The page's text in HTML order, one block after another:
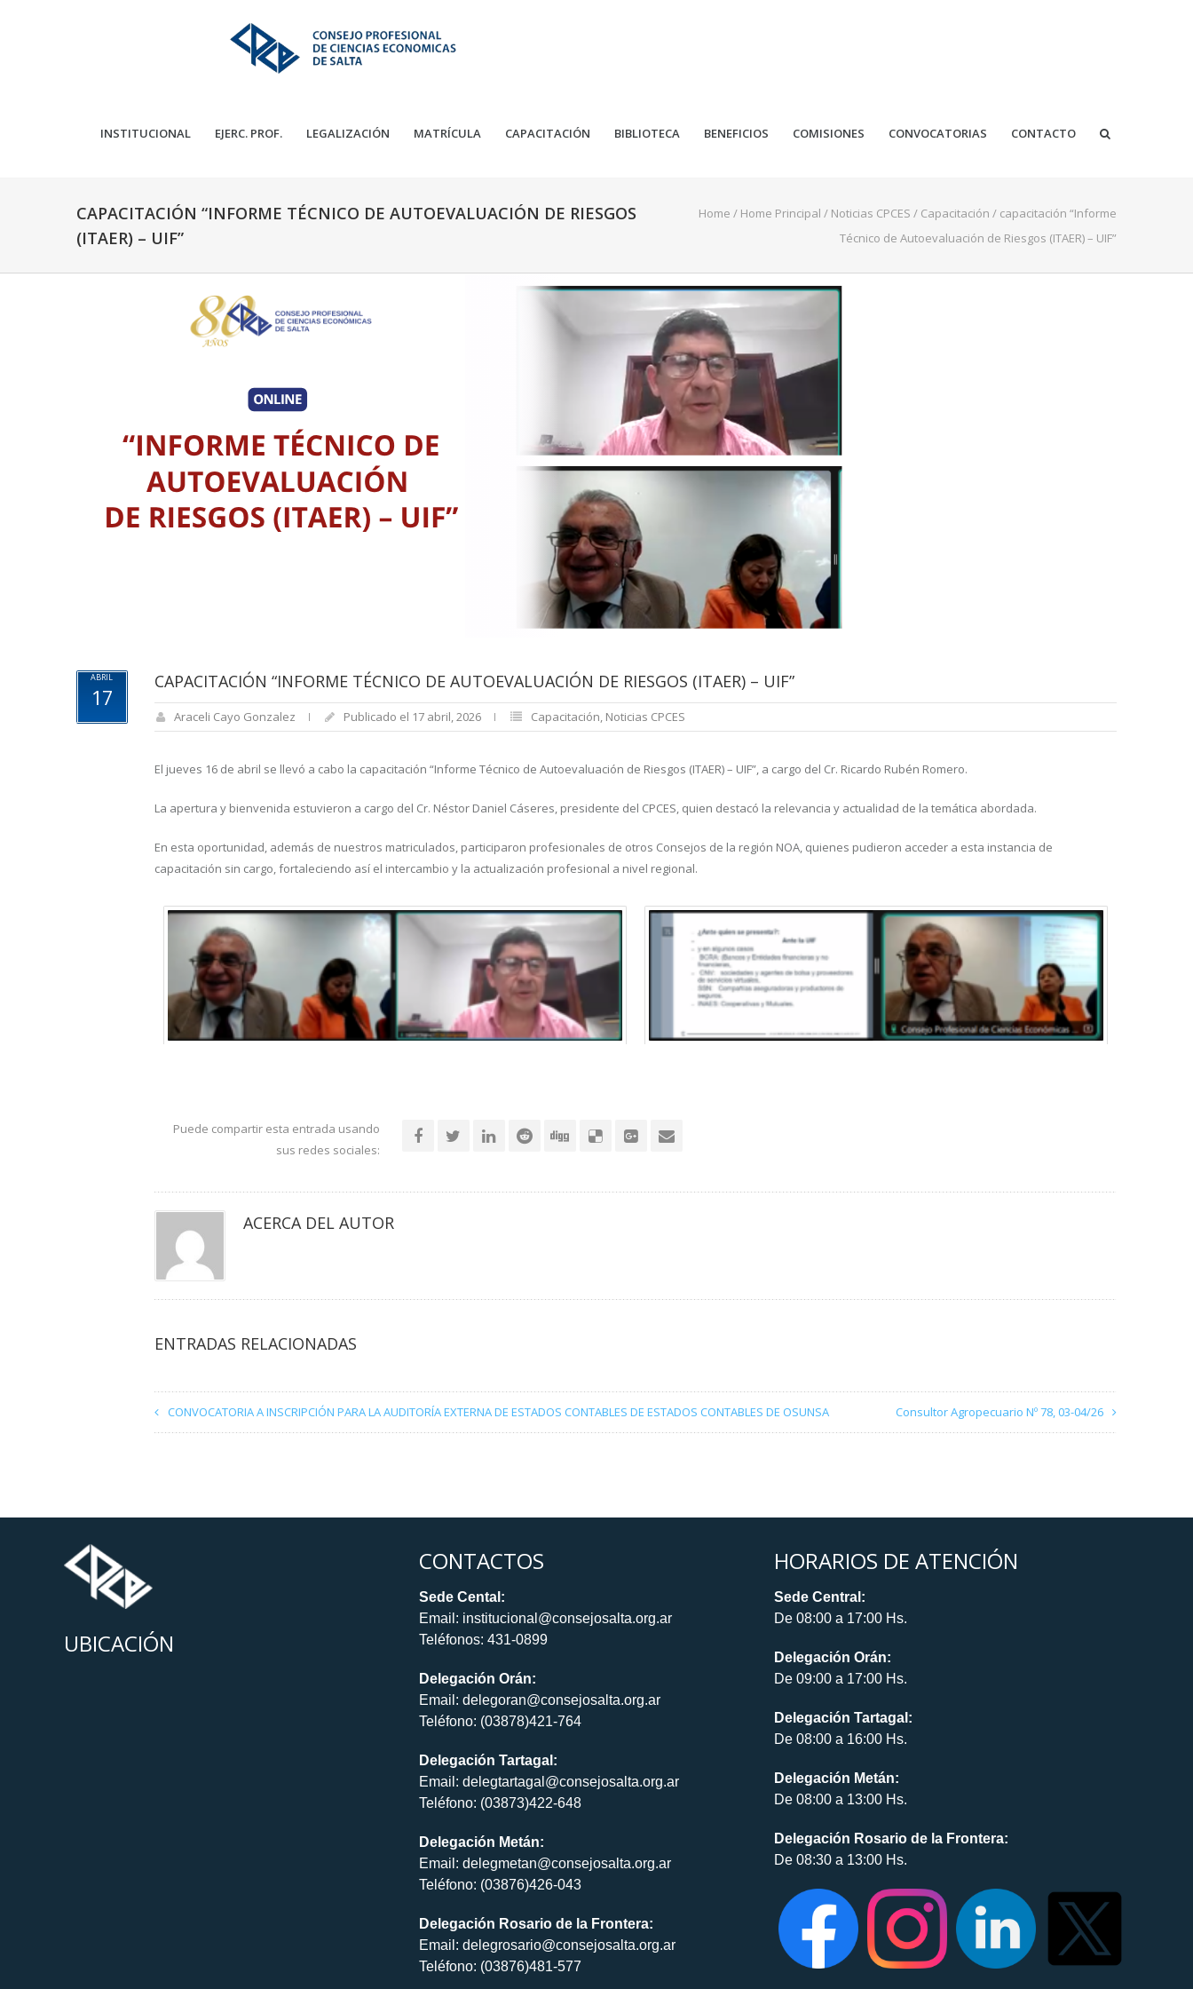
INSTITUCIONAL EJERC. PROF. LEGALIZACIÓN MATRÍCULA CAPACITACIÓN BIBLIOTECA BENEFICIOS COMISIONES CONVOCATORIAS CONTACTO
CAPACITACIÓN “INFORME TÉCNICO DE AUTOEVALUACIÓN DE RIESGOS
(ITAER) – UIF”
Home / Home Principal / Noticias CPCES / Capacitación / capacitación “Informe
Técnico de Autoevaluación de Riesgos (ITAER) – UIF”
ABRIL
17
CAPACITACIÓN “INFORME TÉCNICO DE AUTOEVALUACIÓN DE RIESGOS (ITAER) – UIF”
Araceli Cayo Gonzalez Publicado el 17 abril, 2026 Capacitación, Noticias CPCES
El jueves 16 de abril se llevó a cabo la capacitación “Informe Técnico de Autoevaluación de Riesgos (ITAER) – UIF”, a cargo del Cr. Ricardo Rubén Romero.
La apertura y bienvenida estuvieron a cargo del Cr. Néstor Daniel Cáseres, presidente del CPCES, quien destacó la relevancia y actualidad de la temática abordada.
En esta oportunidad, además de nuestros matriculados, participaron profesionales de otros Consejos de la región NOA, quienes pudieron acceder a esta instancia de
capacitación sin cargo, fortaleciendo así el intercambio y la actualización profesional a nivel regional.
Puede compartir esta entrada usando
sus redes sociales:
ACERCA DEL AUTOR
ENTRADAS RELACIONADAS
CONVOCATORIA A INSCRIPCIÓN PARA LA AUDITORÍA EXTERNA DE ESTADOS CONTABLES DE ESTADOS CONTABLES DE OSUNSA Consultor Agropecuario Nº 78, 03-04/26
UBICACIÓN
CONTACTOS
Sede Cental:
Email: institucional@consejosalta.org.ar
Teléfonos: 431-0899
Delegación Orán:
Email: delegoran@consejosalta.org.ar
Teléfono: (03878)421-764
Delegación Tartagal:
Email: delegtartagal@consejosalta.org.ar
Teléfono: (03873)422-648
Delegación Metán:
Email: delegmetan@consejosalta.org.ar
Teléfono: (03876)426-043
Delegación Rosario de la Frontera:
Email: delegrosario@consejosalta.org.ar
Teléfono: (03876)481-577
HORARIOS DE ATENCIÓN
Sede Central:
De 08:00 a 17:00 Hs.
Delegación Orán:
De 09:00 a 17:00 Hs.
Delegación Tartagal:
De 08:00 a 16:00 Hs.
Delegación Metán:
De 08:00 a 13:00 Hs.
Delegación Rosario de la Frontera:
De 08:30 a 13:00 Hs.